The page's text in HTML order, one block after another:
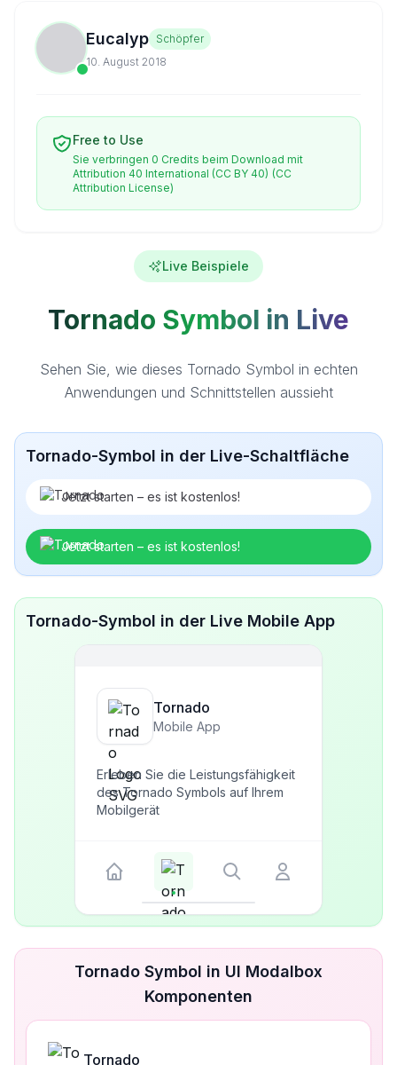
Eucalyp Schöpfer
10. August 2018
Free to Use
Sie verbringen 0 Credits beim Download mit
Attribution 40 International (CC BY 40) (CC
Attribution License)
Live Beispiele
Tornado Symbol in Live
Sehen Sie, wie dieses Tornado Symbol in echten
Anwendungen und Schnittstellen aussieht
Tornado-Symbol in der Live-Schaltfläche
Jetzt starten – es ist kostenlos!
Jetzt starten – es ist kostenlos!
Tornado-Symbol in der Live Mobile App
Tornado
Mobile App
Erleben Sie die Leistungsfähigkeit
des Tornado Symbols auf Ihrem
Mobilgerät
Tornado Symbol in UI Modalbox
Komponenten
Tornado